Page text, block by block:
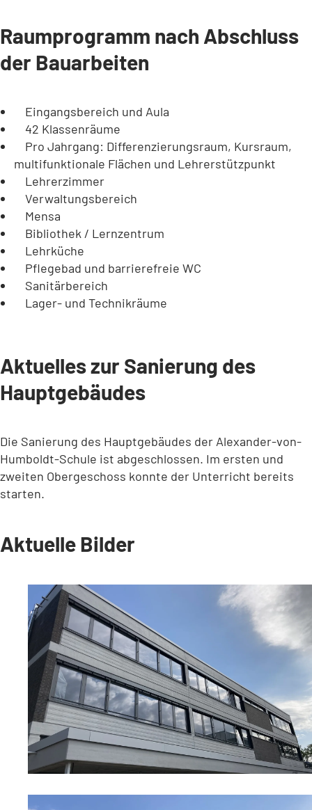
Raumprogramm nach Abschluss
der Bauarbeiten
Eingangsbereich und Aula
42 Klassenräume
Pro Jahrgang: Differenzierungsraum, Kursraum,
multifunktionale Flächen und Lehrerstützpunkt
Lehrerzimmer
Verwaltungsbereich
Mensa
Bibliothek / Lernzentrum
Lehrküche
Pflegebad und barrierefreie WC
Sanitärbereich
Lager- und Technikräume
Aktuelles zur Sanierung des
Hauptgebäudes
Die Sanierung des Hauptgebäudes der Alexander-von-
Humboldt-Schule ist abgeschlossen. Im ersten und
zweiten Obergeschoss konnte der Unterricht bereits
starten.
Aktuelle Bilder